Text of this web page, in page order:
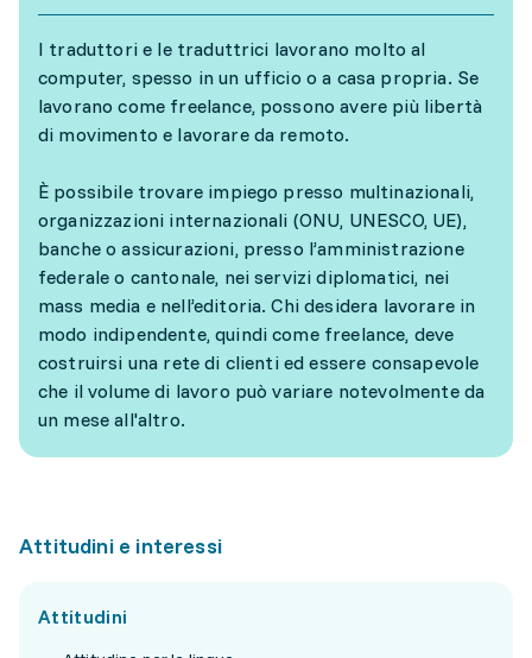
I traduttori e le traduttrici lavorano molto al
computer, spesso in un ufficio o a casa propria. Se
lavorano come freelance, possono avere più libertà
di movimento e lavorare da remoto.
È possibile trovare impiego presso multinazionali,
organizzazioni internazionali (ONU, UNESCO, UE),
banche o assicurazioni, presso l’amministrazione
federale o cantonale, nei servizi diplomatici, nei
mass media e nell’editoria. Chi desidera lavorare in
modo indipendente, quindi come freelance, deve
costruirsi una rete di clienti ed essere consapevole
che il volume di lavoro può variare notevolmente da
un mese all'altro.
Attitudini e interessi
Attitudini